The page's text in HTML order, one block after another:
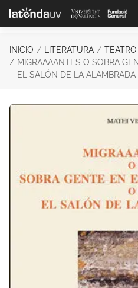
Saltar al contenido principal
INICIO LITERATURA
TEATRO
MIGRAAAANTES O SOBRA
EL SALÓN DE LA ALAMBRADA